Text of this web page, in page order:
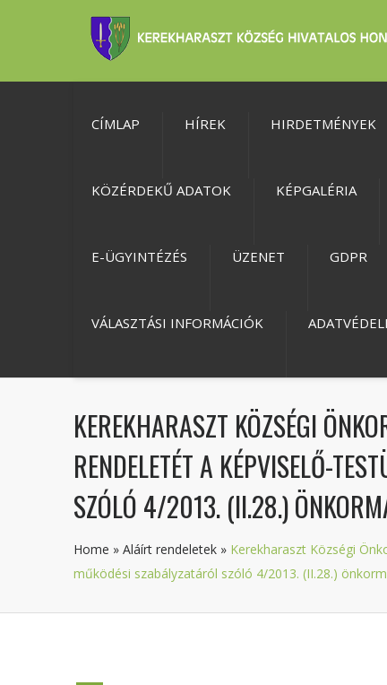
CÍMLAP HÍREK HIRDETMÉNYEK
KÖZÉRDEKŰ ADATOK KÉPGALÉRIA
E-ÜGYINTÉZÉS ÜZENET GDPR
VÁLASZTÁSI INFORMÁCIÓK
KEREKHARASZT KÖZSÉGI
RENDELETÉT A KÉPVISELŐ-
SZÓLÓ 4/2013. (II.28.)
Home » Aláírt rendeletek » Kerekharaszt Községi
működési szabályzatáról szóló 4/2013. (II.28.)